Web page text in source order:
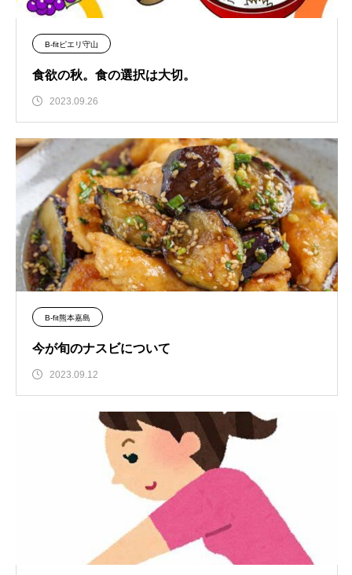
B-fitピエリ守山
食欲の秋。食の選択は大切。
2023.09.26
B-fit熊本嘉島
今が旬のナスビについて
2023.09.12